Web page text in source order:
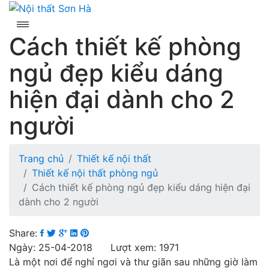
Skip
content
Cách thiết kế phòng
ngủ đẹp kiểu dáng
hiện đại dành cho 2
người
Trang chủ
Thiết kế nội thất
Thiết kế nội thất phòng ngủ
Cách thiết kế phòng ngủ đẹp kiểu dáng hiện đại
dành cho 2 người
Share:
Ngày: 25-04-2018 Lượt xem: 1971
Là một nơi để nghỉ ngơi và thư giãn sau những giờ làm